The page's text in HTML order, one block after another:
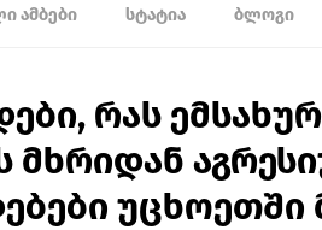
ᲐᲛᲑᲔᲑᲘ ᲡᲢᲐᲢᲘᲐ ᲑᲚᲝᲒᲘ
რას
მხრიდან
უცხოეთში